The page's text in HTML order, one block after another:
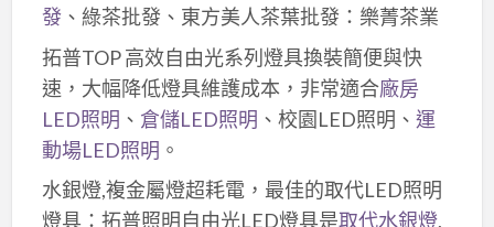
發、綠茶批發、東方美人茶葉批發：樂菁茶業
拓普TOP 高效自由光系列燈具換裝簡便與快
速，大幅降低燈具維護成本，非常適合廠房
LED照明 、 倉儲LED照明 、校園LED照明、 運
動場LED照明 。
水銀燈,複金屬燈超耗電，最佳的取代LED照明
燈具：拓普照明自由光LED燈具是取代水銀燈,